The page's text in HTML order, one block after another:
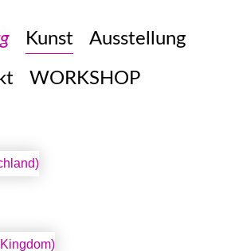
Kunst Ausstellung
WORKSHOP